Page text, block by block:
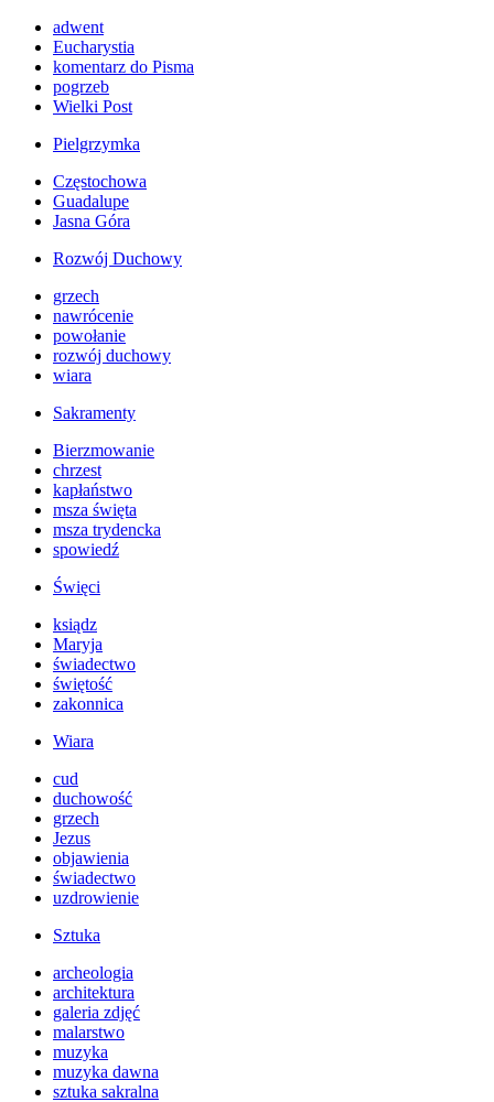
adwent
Eucharystia
komentarz do Pisma
pogrzeb
Wielki Post
Pielgrzymka
Częstochowa
Guadalupe
Jasna Góra
Rozwój Duchowy
grzech
nawrócenie
powołanie
rozwój duchowy
wiara
Sakramenty
Bierzmowanie
chrzest
kapłaństwo
msza święta
msza trydencka
spowiedź
Święci
ksiądz
Maryja
świadectwo
świętość
zakonnica
Wiara
cud
duchowość
grzech
Jezus
objawienia
świadectwo
uzdrowienie
Sztuka
archeologia
architektura
galeria zdjęć
malarstwo
muzyka
muzyka dawna
sztuka sakralna